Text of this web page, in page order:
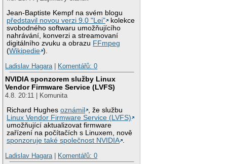
Jean-Baptiste Kempf na svém blogu
představil novou verzi 9.0 "Lei"
kolekce
svobodného softwaru umožňujícího
nahrávání, konverzi a streamovaní
digitálního zvuku a obrazu FFmpeg
(Wikipedie ).
Ladislav Hagara
Komentářů: 0
NVIDIA sponzorem služby Linux
Vendor Firmware Service (LVFS)
4.8. 20:11 | Komunita
Richard Hughesoznámil
, že službu
Linux Vendor Firmware Service (LVFS)
umožňující aktualizovat firmware
zařízení na počítačích s Linuxem, nově
sponzoruje také společnost NVIDIA .
Ladislav Hagara | Komentářů: 0